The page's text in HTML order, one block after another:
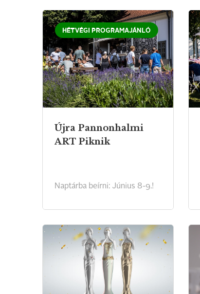
HÉTVÉGI PROGRAMAJÁNLÓ
Újra Pannonhalmi
ART Piknik
Naptárba beírni: Június 8-9.!